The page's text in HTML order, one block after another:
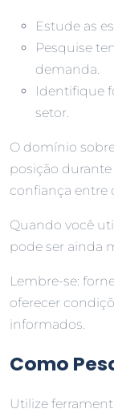
Estude as
Pesquise
demanda.
Identifique
setor.
O domínio
posição
confiança entre
Quando você
pode ser ainda
Lembre-se:
oferecer
informados.
Como
Utilize